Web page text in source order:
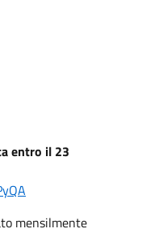
entro il 23
mensilmente